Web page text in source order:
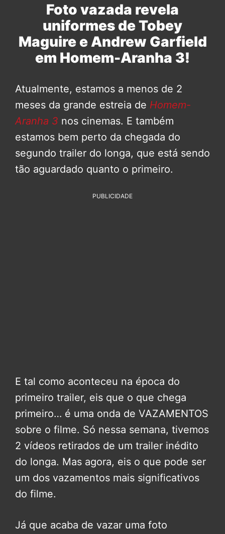
Foto vazada revela
uniformes de Tobey
Maguire e Andrew Garfield
em Homem-Aranha 3!
Atualmente, estamos a menos de 2
meses da grande estreia de Homem-
Aranha 3 nos cinemas. E também
estamos bem perto da chegada do
segundo trailer do longa, que está sendo
tão aguardado quanto o primeiro.
PUBLICIDADE
E tal como aconteceu na época do
primeiro trailer, eis que o que chega
primeiro… é uma onda de VAZAMENTOS
sobre o filme. Só nessa semana, tivemos
2 vídeos retirados de um trailer inédito
do longa. Mas agora, eis o que pode ser
um dos vazamentos mais significativos
do filme.
Já que acaba de vazar uma foto